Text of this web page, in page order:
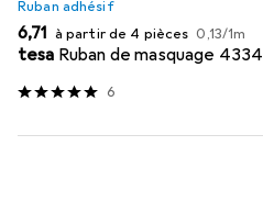
Ruban adhésif
EUR
6,71 à partir de 4 pièces EUR
0,13/1m
tesa Ruban de masquage 4334
6